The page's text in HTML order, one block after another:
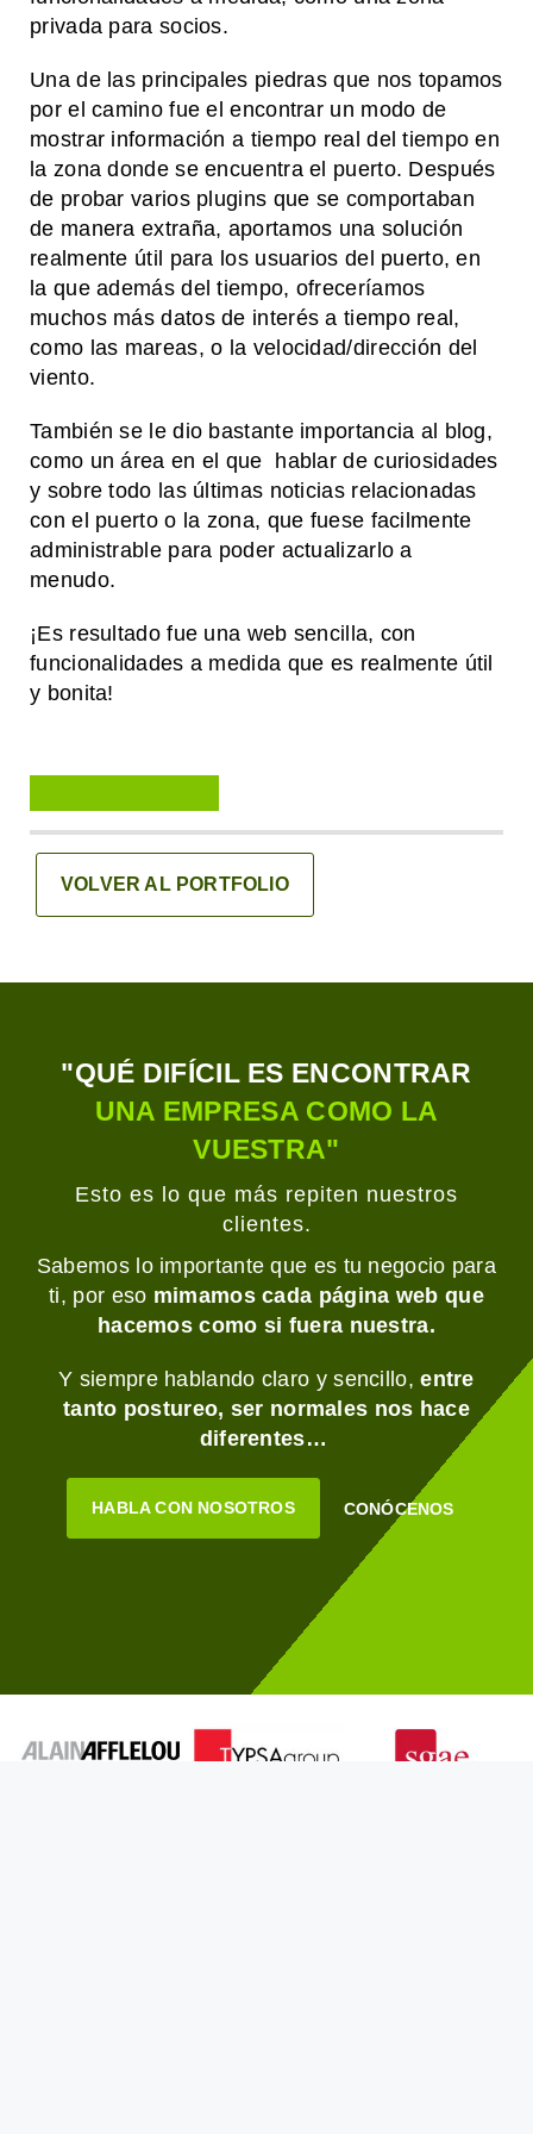
privada para socios.
Una de las principales piedras que nos topamos
por el camino fue el encontrar un modo de
mostrar información a tiempo real del tiempo en
la zona donde se encuentra el puerto. Después
de probar varios plugins que se comportaban
de manera extraña, aportamos una solución
realmente útil para los usuarios del puerto, en
la que además del tiempo, ofreceríamos
muchos más datos de interés a tiempo real,
como las mareas, o la velocidad/dirección del
viento.
También se le dio bastante importancia al blog,
como un área en el que hablar de curiosidades
y sobre todo las últimas noticias relacionadas
con el puerto o la zona, que fuese facilmente
administrable para poder actualizarlo a
menudo.
¡Es resultado fue una web sencilla, con
funcionalidades a medida que es realmente útil
y bonita!
VOLVER AL PORTFOLIO
"QUÉ DIFÍCIL ES ENCONTRAR
UNA EMPRESA COMO LA
VUESTRA"
Esto es lo que más repiten nuestros
clientes.
Sabemos lo importante que es tu negocio para
ti, por eso mimamos cada página web que
hacemos como si fuera nuestra.
Y siempre hablando claro y sencillo,entre
tanto postureo, ser normales nos hace
diferentes…
HABLA CON NOSOTROS CONÓCENOS